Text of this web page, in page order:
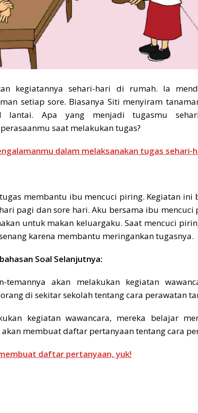
kegiatannya sehari-hari di rumah. Ia
setiap sore. Biasanya Siti menyiram
lantai. Apa yang menjadi tugasmu
saat melakukan tugas?
dalam melaksanakan tugas sehari-
membantu ibu mencuci piring. Kegiatan ini
pagi dan sore hari. Aku bersama ibu
untuk makan keluargaku. Saat mencuci
karena membantu meringankan tugasnya.
Soal Selanjutnya:
temannya akan melakukan kegiatan
di sekitar sekolah tentang cara perawatan
kegiatan wawancara, mereka belajar
akan membuat daftar pertanyaan tentang cara
daftar pertanyaan, yuk!